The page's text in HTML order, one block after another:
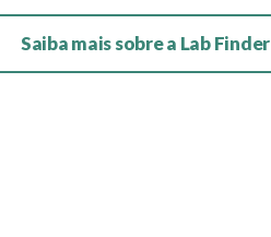
Saiba mais sobre a Lab Finder